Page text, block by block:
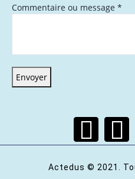
Commentaire ou message *
Envoyer
Actedus © 2021.